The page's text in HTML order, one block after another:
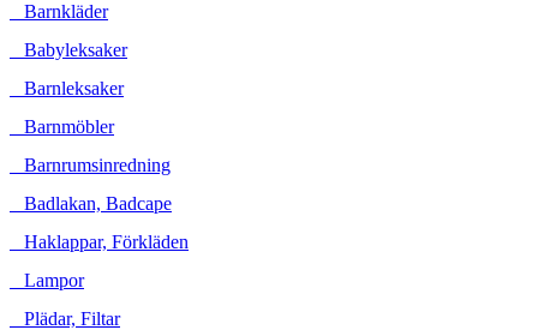
Barnkläder
Babyleksaker
Barnleksaker
Barnmöbler
Barnrumsinredning
Badlakan, Badcape
Haklappar, Förkläden
Lampor
Plädar, Filtar